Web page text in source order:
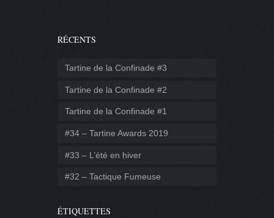
RÉCENTS
Tartine de la Confinade #3
Tartine de la Confinade #2
Tartine de la Confinade #1
#34 – Tartine Awards 2019
#33 – L’été en hiver
#32 – Tactique Fumeuse
ÉTIQUETTES